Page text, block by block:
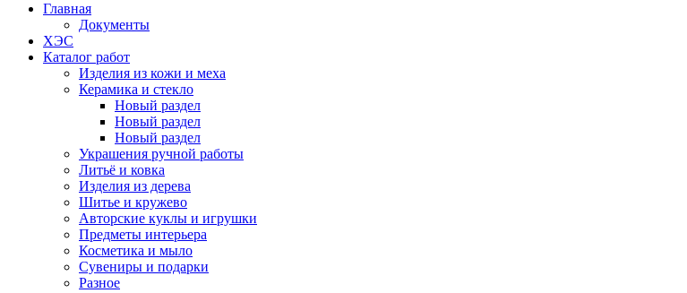
Главная
Документы
ХЭС
Каталог работ
Изделия из кожи и меха
Керамика и стекло
Новый раздел
Новый раздел
Новый раздел
Украшения ручной работы
Литьё и ковка
Изделия из дерева
Шитье и кружево
Авторские куклы и игрушки
Предметы интерьера
Косметика и мыло
Сувениры и подарки
Разное